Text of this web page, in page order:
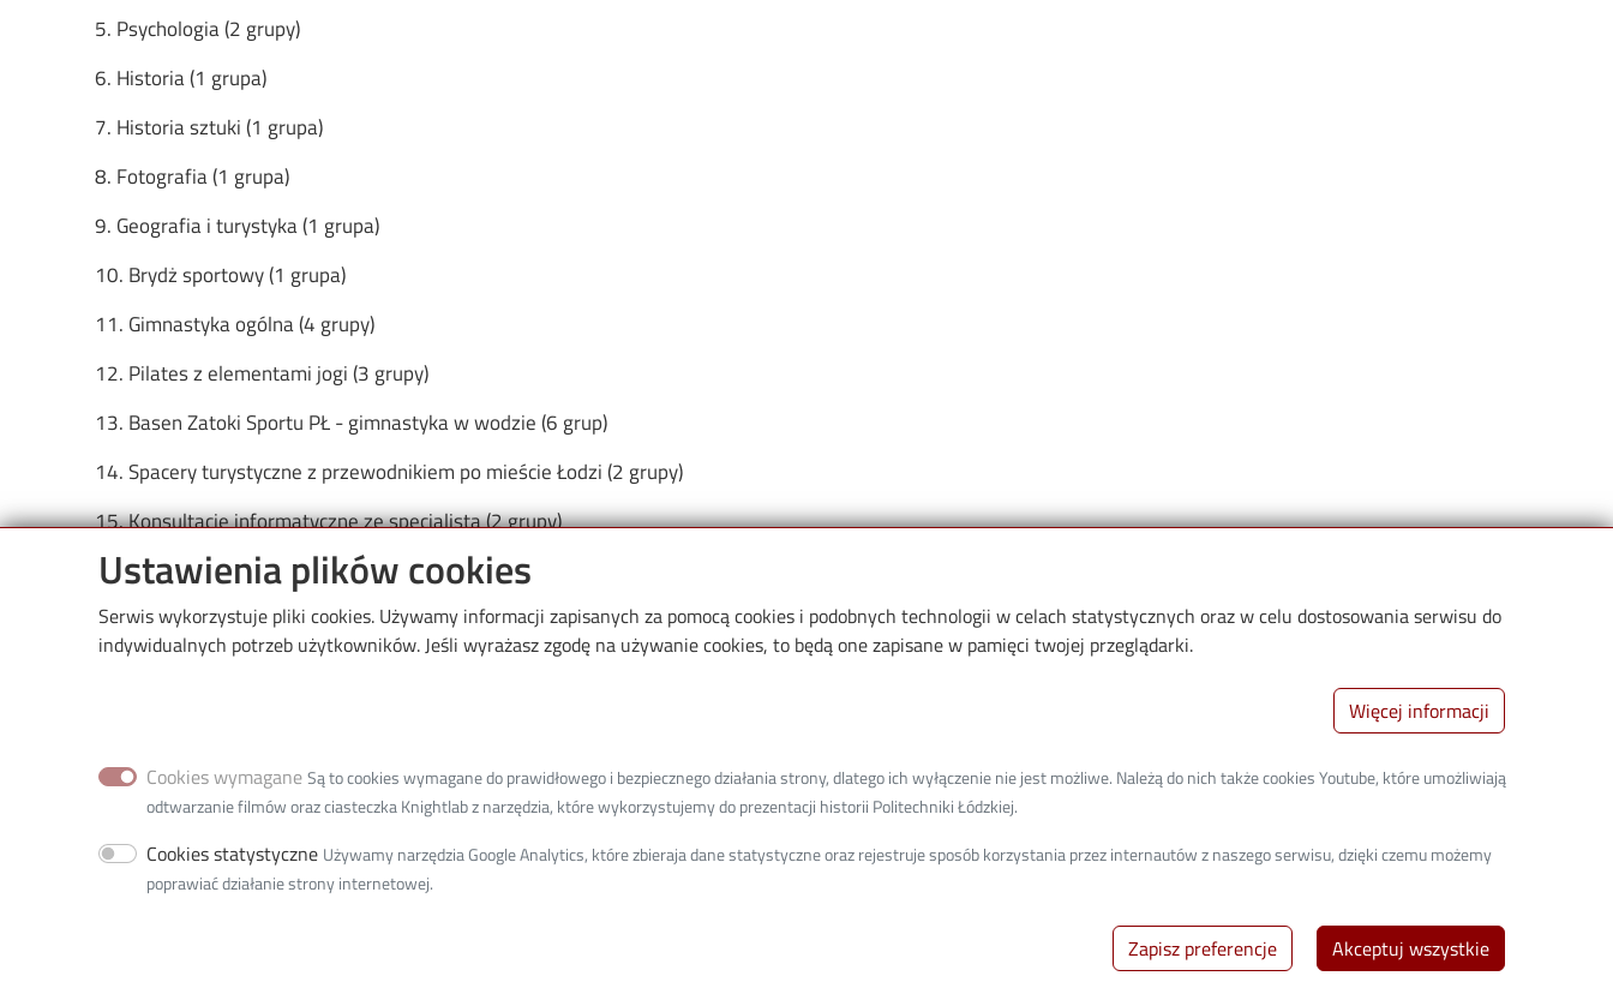
Ustawienia plików cookies
Serwis wykorzystuje pliki cookies. Używamy informacji zapisanych za pomocą cookies i podobnych technologii w celach statystycznych oraz w celu dostosowania serwisu do
indywidualnych potrzeb użytkowników. Jeśli wyrażasz zgodę na używanie cookies, to będą one zapisane w pamięci twojej przeglądarki.
Więcej informacji
Cookies wymagane Są to cookies wymagane do prawidłowego i bezpiecznego działania strony, dlatego ich wyłączenie nie jest możliwe. Należą do nich także cookies Youtube, które umożliwiają
odtwarzanie filmów oraz ciasteczka Knightlab z narzędzia, które wykorzystujemy do prezentacji historii Politechniki Łódzkiej.
Cookies statystyczne Używamy narzędzia Google Analytics, które zbieraja dane statystyczne oraz rejestruje sposób korzystania przez internautów z naszego serwisu, dzięki czemu możemy
poprawiać działanie strony internetowej.
Zapisz preferencje Akceptuj wszystkie
5. Psychologia (2 grupy)
6. Historia (1 grupa)
7. Historia sztuki (1 grupa)
8. Fotografia (1 grupa)
9. Geografia i turystyka (1 grupa)
10. Brydż sportowy (1 grupa)
11. Gimnastyka ogólna (4 grupy)
12. Pilates z elementami jogi (3 grupy)
13. Basen Zatoki Sportu PŁ - gimnastyka w wodzie (6 grup)
14. Spacery turystyczne z przewodnikiem po mieście Łodzi (2 grupy)
15. Konsultacje informatyczne ze specjalistą (2 grupy)
Trzeciego Wieku
Politechniki Łódzkiej
Al. Politechniki 12, 93-590 Łódź